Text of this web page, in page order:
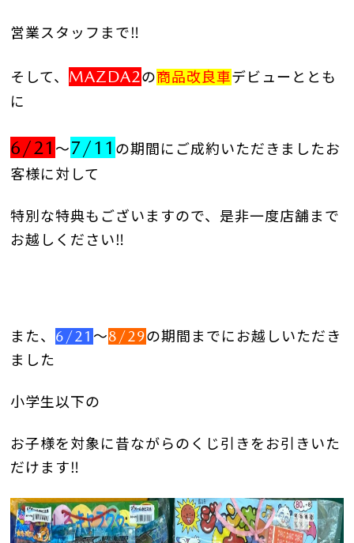
営業スタッフまで‼
そして、 MAZDA2の商品改良車デビューととも
に
6/21 ～7/11 の期間にご成約いただきましたお
客様に対して
特別な特典もございますので、是非一度店舗まで
お越しください‼
また、 6/21 ～8/29の期間までにお越しいただき
ました
小学生以下の
お子様を対象に昔ながらのくじ引きをお引きいた
だけます‼